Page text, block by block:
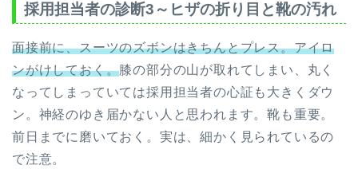
採用担当者の診断3～ヒザの折り目と靴の汚れ
面接前に、スーツのズボンはきちんとプレス。アイロ
ンがけしておく。膝の部分の山が取れてしまい、丸く
なってしまっていては採用担当者の心証も大きくダウ
ン。神経のゆき届かない人と思われます。靴も重要。
前日までに磨いておく。実は、細かく見られているの
で注意。